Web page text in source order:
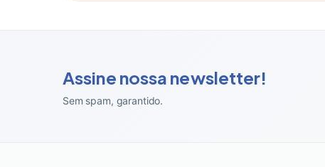
Assine nossa newsletter!
Sem spam, garantido.